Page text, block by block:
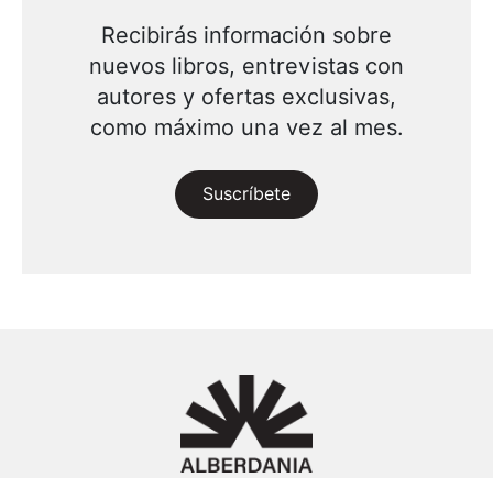
Recibirás información sobre
nuevos libros, entrevistas con
autores y ofertas exclusivas,
como máximo una vez al mes.
Suscríbete